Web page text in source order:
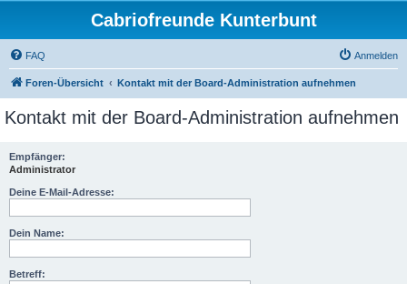
Cabriofreunde Kunterbunt
FAQ Anmelden
Foren-Übersicht Kontakt mit der Board-Administration aufnehmen
Kontakt mit der Board-Administration aufnehmen
Empfänger:
Administrator
Deine E-Mail-Adresse:
Dein Name:
Betreff: